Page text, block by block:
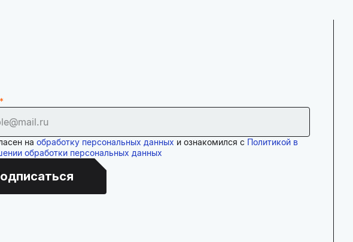
на обработку персональных данных и ознакомился с Политикой в
обработки персональных данных